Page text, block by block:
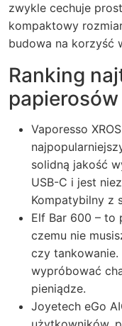
zwykle cechuje
kompaktowy
budowa na korzyść
Ranking
Vaporesso
solidną jakość
USB-C i jest
Kompatybilny z
Elf Bar 600 – to
czemu nie
czy
wypróbować
pieniądze.
Joyetech eGo